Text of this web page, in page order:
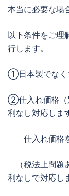
本当に必要な場
以下条件をご理
行します。
①日本製でなく
②仕入れ価格（
利なし対応しま
仕入れ価格を
（税法上問題
利なしで対応し